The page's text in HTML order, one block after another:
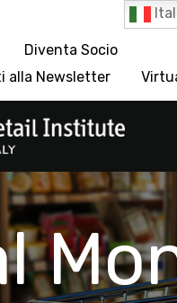
Diventa Socio
alla Newsletter